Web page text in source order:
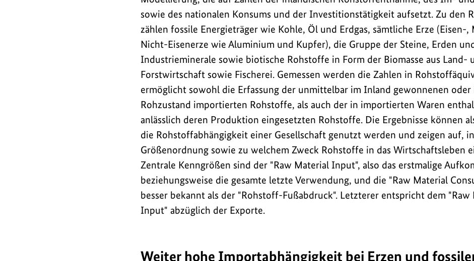
Millionen
Tonnen
niedriger
als
im
Vorjahr.
Gleichermaßen
spiegelt
sich
das
im
Rohstoff-
Fußabdruck
wider,
der
auf
"pro
sowie des nationalen Konsums und der Investitionstätigkeit aufsetzt. Zu den
zählen fossile Energieträger wie Kohle, Öl und Erdgas, sämtliche Erze (Eisen-,
Nicht-Eisenerze wie Aluminium und Kupfer), die Gruppe der Steine, Erden
Industrieminerale sowie biotische Rohstoffe in Form der Biomasse aus Land-
Forstwirtschaft sowie Fischerei. Gemessen werden die Zahlen in
ermöglicht sowohl die Erfassung der unmittelbar im Inland gewonnenen oder
Rohzustand importierten Rohstoffe, als auch der in importierten Waren
anlässlich deren Produktion eingesetzten Rohstoffe. Die Ergebnisse können
die Rohstoffabhängigkeit einer Gesellschaft genutzt werden und zeigen auf,
Größenordnung sowie zu welchem Zweck Rohstoffe in das Wirtschaftsleben
Zentrale Kenngrößen sind der "Raw Material Input", also das erstmalige
beziehungsweise die gesamte letzte Verwendung, und die "Raw Material
besser bekannt als der "Rohstoff-Fußabdruck". Letzterer entspricht dem "Raw
Input" abzüglich der Exporte.
Weiter hohe Importabhängigkeit bei Erzen und